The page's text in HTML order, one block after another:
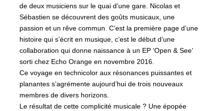
de deux musiciens sur le quai d’une gare. Nicolas et
Sébastien se découvrent des goûts musicaux, une
passion et un rêve commun. C’est la première page d’une
histoire qui s’écrit en musique, c’est le début d’une
collaboration qui donne naissance à un EP ‘Open & See’
sorti chez Echo Orange en novembre 2016.
Ce voyage en technicolor aux résonances puissantes et
planantes s’agrémente aujourd’hui de trois nouveaux
membres de divers horizons.
Le résultat de cette complicité musicale ? Une épopée